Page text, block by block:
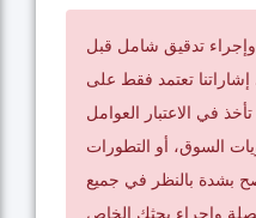
تدقيق شامل قبل
إشاراتنا تعتمد فقط على
في الاعتبار العوامل
السوق، أو التطورات
بشدة بالنظر في جميع